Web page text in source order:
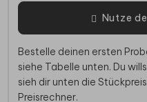
Nutze
Bestelle deinen ersten
siehe Tabelle unten. Du
sieh dir unten die
Preisrechner.